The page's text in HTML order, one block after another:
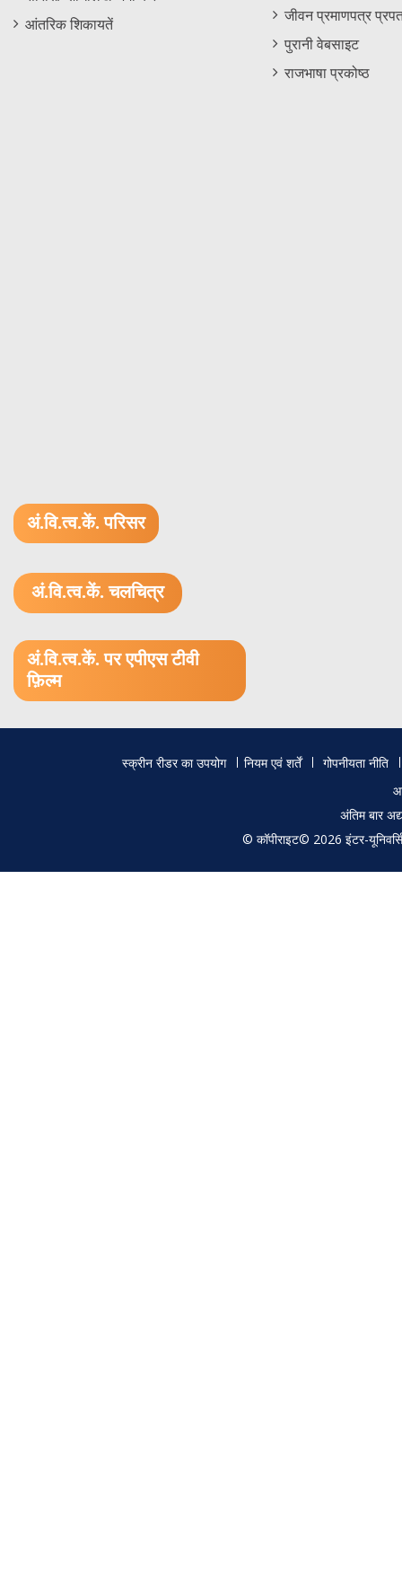
आंतरिक शिकायतें
जीवन प्रमाणपत्र
पुरानी वेबसाइट
राजभाषा प्रकोष्ठ
अं.वि.त्व.कें. परिसर
अं.वि.त्व.कें. चलचित्र
अं.वि.त्व.कें. पर एपीएस टीवी
फ़िल्म
स्क्रीन रीडर का उपयोग नियम एवं शर्तें
गोपनीयता नीति
अंतिम बार
© कॉपीराइट© 2026 इंटर-